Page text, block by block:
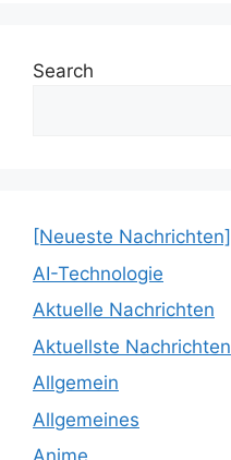
Search
[Neueste Nachrichten]
AI-Technologie
Aktuelle Nachrichten
Aktuellste Nachrichten
Allgemein
Allgemeines